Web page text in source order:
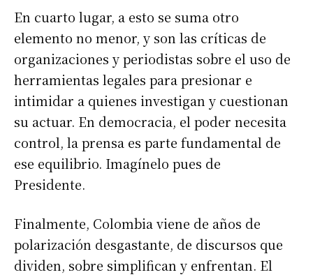
En cuarto lugar, a esto se suma otro
elemento no menor, y son las críticas de
organizaciones y periodistas sobre el uso de
herramientas legales para presionar e
intimidar a quienes investigan y cuestionan
su actuar. En democracia, el poder necesita
control, la prensa es parte fundamental de
ese equilibrio. Imagínelo pues de
Presidente.
Finalmente, Colombia viene de años de
polarización desgastante, de discursos que
dividen, sobre simplifican y enfrentan. El